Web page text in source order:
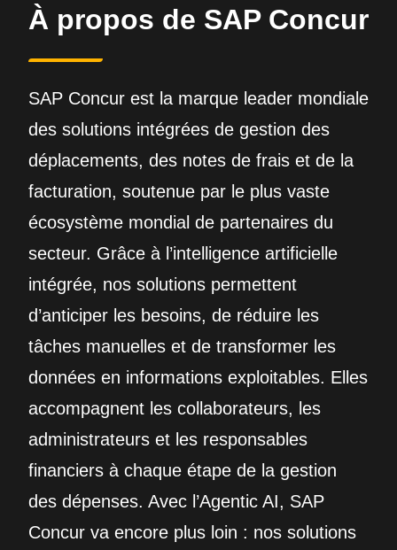
À propos de SAP Concur
SAP Concur est la marque leader mondiale
des solutions intégrées de gestion des
déplacements, des notes de frais et de la
facturation, soutenue par le plus vaste
écosystème mondial de partenaires du
secteur. Grâce à l’intelligence artificielle
intégrée, nos solutions permettent
d’anticiper les besoins, de réduire les
tâches manuelles et de transformer les
données en informations exploitables. Elles
accompagnent les collaborateurs, les
administrateurs et les responsables
financiers à chaque étape de la gestion
des dépenses. Avec l’Agentic AI, SAP
Concur va encore plus loin : nos solutions